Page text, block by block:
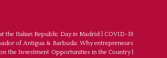
the Italian Republic Day in Madrid| COVID-19
of Antigua & Barbuda: Why entrepreneurs
the Investment Opportunities in the Country|